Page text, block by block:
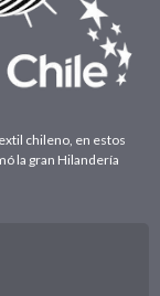
chileno, en estos
la gran Hilandería